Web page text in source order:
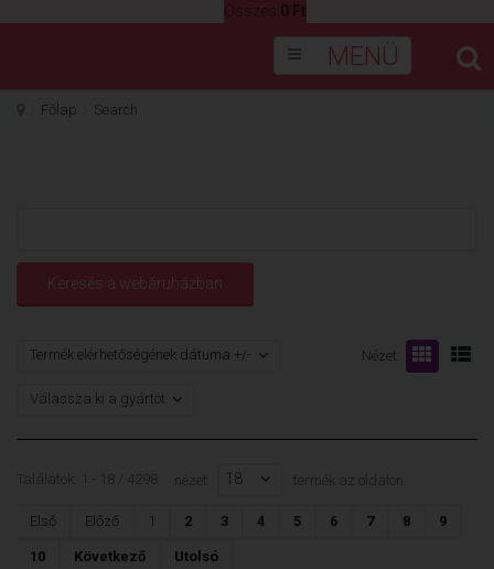
Összes: 0 Ft
MENÜ
Főlap Search
Nézet:
Termék elérhetőségének dátuma +/-
Válassza ki a gyártót
Találatok: 1 - 18 / 4298 nézet: 18 termék az oldalon
Első Előző 1 2 3 4 5 6 7 8 9
10 Következő Utolsó